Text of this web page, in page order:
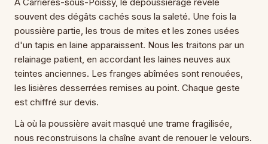
souvent des dégâts cachés sous la saleté. Une fois la
poussière partie, les trous de mites et les zones usées
d'un tapis en laine apparaissent. Nous les traitons par un
relainage patient, en accordant les laines neuves aux
teintes anciennes. Les franges abîmées sont renouées,
les lisières desserrées remises au point. Chaque geste
est chiffré sur devis.
Là où la poussière avait masqué une trame fragilisée,
nous reconstruisons la chaîne avant de renouer le velours.